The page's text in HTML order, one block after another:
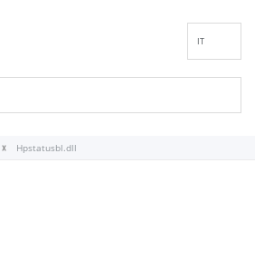
IT
Hpstatusbl.dll